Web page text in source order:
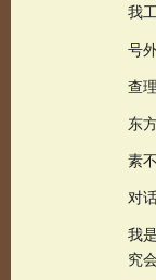
我
号
查
东
素
对
我
究会